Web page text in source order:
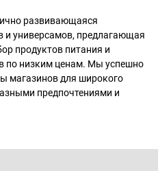
развивающаяся
и универсамов, предлагающая
продуктов питания и
по низким ценам. Мы успешно
магазинов для широкого
предпочтениями и